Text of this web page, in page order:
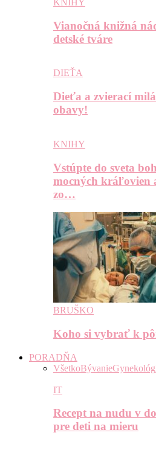
KNIHY
Vianočná knižná
detské tváre
DIEŤA
Dieťa a zvierací
obavy!
KNIHY
Vstúpte do sveta
mocných kráľovien
zo…
BRUŠKO
Koho si vybrať k
PORADŇA
VšetkoBývanieGynekológ
IT
Recept na nudu v
pre deti na mieru